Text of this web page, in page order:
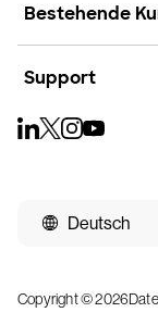
Bestehende
Support
Deutsch
Copyright © 2026